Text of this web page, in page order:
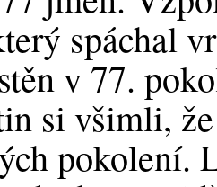
spáchal
v 77.
si všimli,
pokolení.